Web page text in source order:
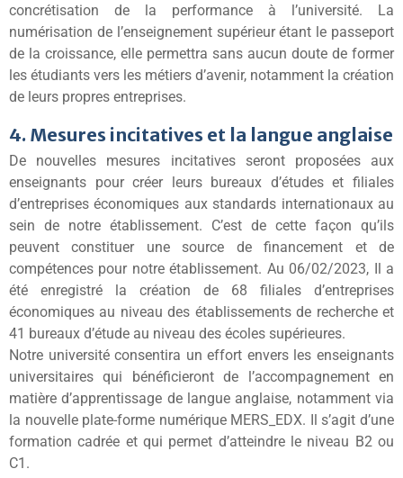
concrétisation de la performance à l’université. La
numérisation de l’enseignement supérieur étant le passeport
de la croissance, elle permettra sans aucun doute de former
les étudiants vers les métiers d’avenir, notamment la création
de leurs propres entreprises.
4. Mesures incitatives et la langue anglaise
De nouvelles mesures incitatives seront proposées aux
enseignants pour créer leurs bureaux d’études et filiales
d’entreprises économiques aux standards internationaux au
sein de notre établissement. C’est de cette façon qu’ils
peuvent constituer une source de financement et de
compétences pour notre établissement. Au 06/02/2023, Il a
été enregistré la création de 68 filiales d’entreprises
économiques au niveau des établissements de recherche et
41 bureaux d’étude au niveau des écoles supérieures.
Notre université consentira un effort envers les enseignants
universitaires qui bénéficieront de l’accompagnement en
matière d’apprentissage de langue anglaise, notamment via
la nouvelle plate-forme numérique MERS_EDX. Il s’agit d’une
formation cadrée et qui permet d’atteindre le niveau B2 ou
C1.